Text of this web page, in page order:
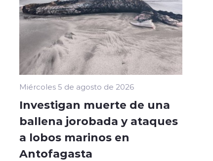
Miércoles 5 de agosto de 2026
Investigan muerte de una
ballena jorobada y ataques
a lobos marinos en
Antofagasta